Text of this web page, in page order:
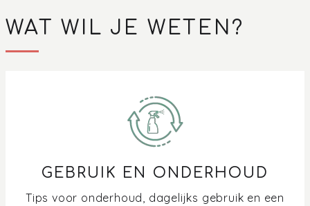
WAT WIL JE WETEN?
GEBRUIK EN ONDERHOUD
Tips voor onderhoud, dagelijks gebruik en een